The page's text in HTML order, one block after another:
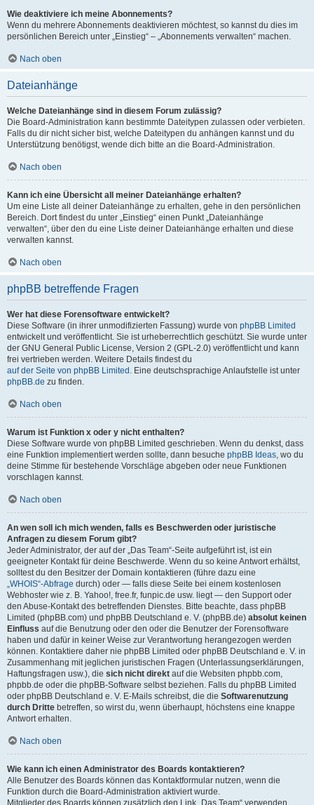
Wie deaktiviere ich meine Abonnements?
Wenn du mehrere Abonnements deaktivieren möchtest, so kannst du dies im
persönlichen Bereich unter „Einstieg“ – „Abonnements verwalten“ machen.
Nach oben
Dateianhänge
Welche Dateianhänge sind in diesem Forum zulässig?
Die Board-Administration kann bestimmte Dateitypen zulassen oder verbieten.
Falls du dir nicht sicher bist, welche Dateitypen du anhängen kannst und du
Unterstützung benötigst, wende dich bitte an die Board-Administration.
Nach oben
Kann ich eine Übersicht all meiner Dateianhänge erhalten?
Um eine Liste all deiner Dateianhänge zu erhalten, gehe in den persönlichen
Bereich. Dort findest du unter „Einstieg“ einen Punkt „Dateianhänge
verwalten“, über den du eine Liste deiner Dateianhänge erhalten und diese
verwalten kannst.
Nach oben
phpBB betreffende Fragen
Wer hat diese Forensoftware entwickelt?
Diese Software (in ihrer unmodifizierten Fassung) wurde von phpBB Limited
entwickelt und veröffentlicht. Sie ist urheberrechtlich geschützt. Sie wurde unter
der GNU General Public License, Version 2 (GPL-2.0) veröffentlicht und kann
frei vertrieben werden. Weitere Details findest du
auf der Seite von phpBB Limited . Eine deutschsprachige Anlaufstelle ist unter
phpBB.de zu finden.
Nach oben
Warum ist Funktion x oder y nicht enthalten?
Diese Software wurde von phpBB Limited geschrieben. Wenn du denkst, dass
eine Funktion implementiert werden sollte, dann besuche phpBB Ideas, wo du
deine Stimme für bestehende Vorschläge abgeben oder neue Funktionen
vorschlagen kannst.
Nach oben
An wen soll ich mich wenden, falls es Beschwerden oder juristische
Anfragen zu diesem Forum gibt?
Jeder Administrator, der auf der „Das Team“-Seite aufgeführt ist, ist ein
geeigneter Kontakt für deine Beschwerde. Wenn du so keine Antwort erhältst,
solltest du den Besitzer der Domain kontaktieren (führe dazu eine
„WHOIS“-Abfrage durch) oder — falls diese Seite bei einem kostenlosen
Webhoster wie z. B. Yahoo!, free.fr, funpic.de usw. liegt — den Support oder
den Abuse-Kontakt des betreffenden Dienstes. Bitte beachte, dass phpBB
Limited (phpBB.com) und phpBB Deutschland e. V. (phpBB.de) absolut keinen
Einfluss auf die Benutzung oder den oder die Benutzer der Forensoftware
haben und dafür in keiner Weise zur Verantwortung herangezogen werden
können. Kontaktiere daher nie phpBB Limited oder phpBB Deutschland e. V. in
Zusammenhang mit jeglichen juristischen Fragen (Unterlassungserklärungen,
Haftungsfragen usw.), die sich nicht direkt auf die Websiten phpbb.com,
phpbb.de oder die phpBB-Software selbst beziehen. Falls du phpBB Limited
oder phpBB Deutschland e. V. E-Mails schreibst, die die Softwarenutzung
durch Dritte betreffen, so wirst du, wenn überhaupt, höchstens eine knappe
Antwort erhalten.
Nach oben
Wie kann ich einen Administrator des Boards kontaktieren?
Alle Benutzer des Boards können das Kontaktformular nutzen, wenn die
Funktion durch die Board-Administration aktiviert wurde.
Mitglieder des Boards können zusätzlich den Link „Das Team“ verwenden.